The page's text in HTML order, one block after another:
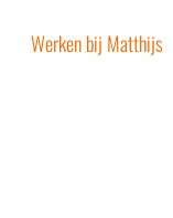
Werken bij Matthijs